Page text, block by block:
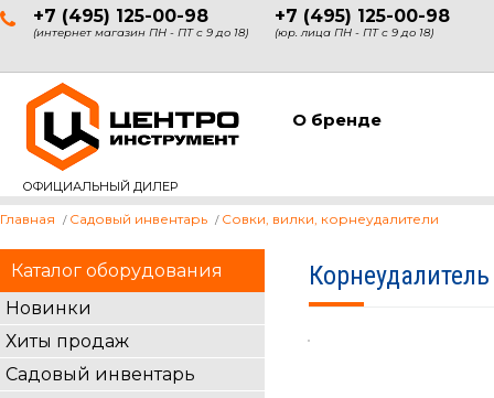
+7 (495) 125-00-98
(интернет магазин ПН - ПТ с 9 до 18)
+7 (495) 125-00-98
(юр. лица ПН - ПТ с 9 до 18)
ОФИЦИАЛЬНЫЙ ДИЛЕР
О бренде
Каталог оборудования
Новинки
Хиты продаж
Садовый инвентарь
Главная Садовый инвентарь Совки, вилки, корнеудалители